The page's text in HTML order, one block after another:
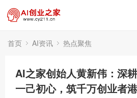
首页 AI资讯 热点聚焦
AI之家创始人黄新伟：深
一己初心，筑千万创业者